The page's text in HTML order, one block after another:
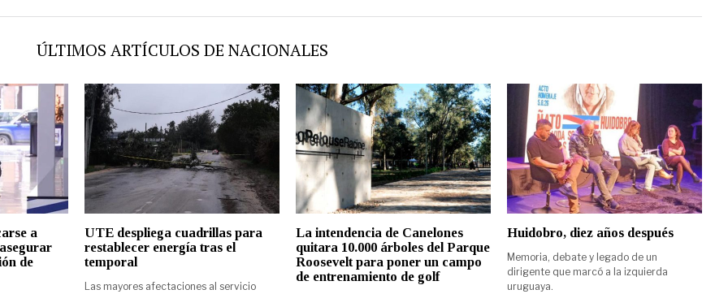
ÚLTIMOS ARTÍCULOS DE NACIONALES
a
de
UTE despliega cuadrillas para
restablecer energía tras el
temporal
Las mayores afectaciones al servicio
La intendencia de Canelones
quitara 10.000 árboles del Parque
Roosevelt para poner un campo
de entrenamiento de golf
Huidobro, diez años después
Memoria, debate y legado de un
dirigente que marcó a la izquierda
uruguaya.